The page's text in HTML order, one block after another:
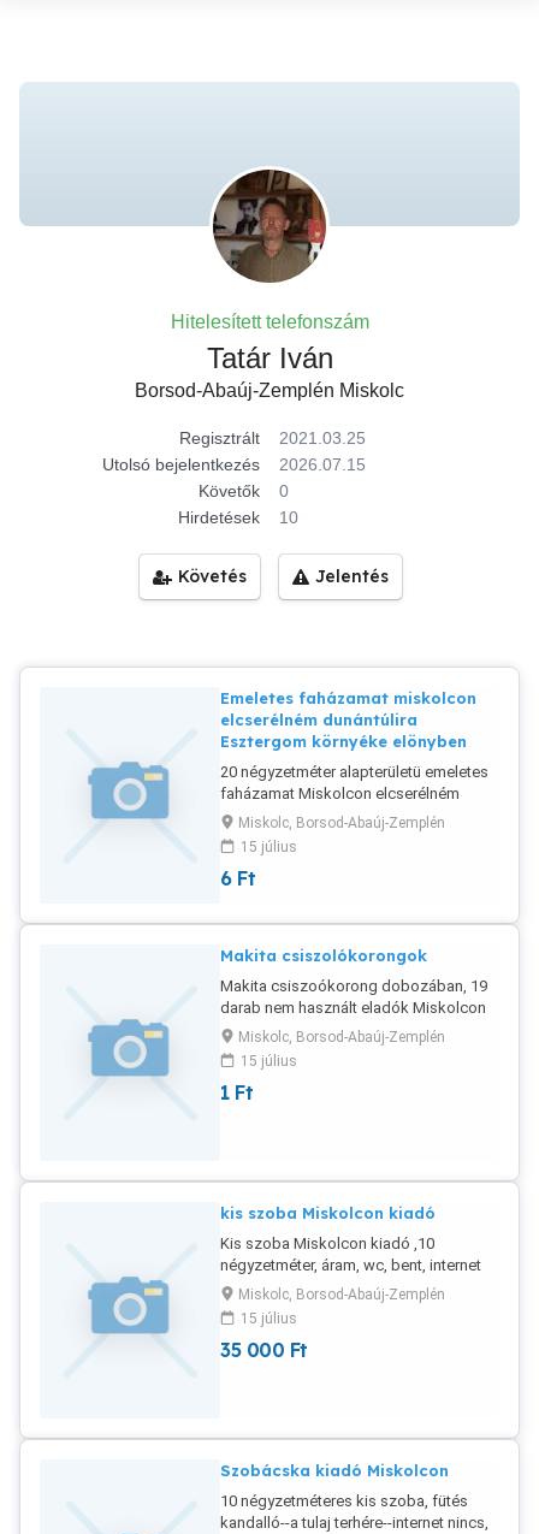
Hitelesített telefonszám
Tatár Iván
Borsod-Abaúj-Zemplén Miskolc
Regisztrált
2021.03.25
Utolsó bejelentkezés
2026.07.15
Követők
0
Hirdetések
10
Követés Jelentés
Emeletes faházamat miskolcon
elcserélném dunántúlira
Esztergom környéke elönyben
20 négyzetméter alapterületü emeletes
faházamat Miskolcon elcserélném
dunántúlira--Esztergom-Zsámbék
elönyben-- áram bent, fütés kandalló,
pince van, főzés nagyméretű
gázpalack, nagy ,ápolt kert
faraktár ----
Miskolc, Borsod-Abaúj-Zemplén
15 július
6 Ft
Makita csiszolókorongok
Makita csiszoókorong dobozában, 19
darab nem használt eladók Miskolcon
Miskolc, Borsod-Abaúj-Zemplén
15 július
1 Ft
kis szoba Miskolcon kiadó
Kis szoba Miskolcon kiadó ,10
négyzetméter, áram, wc, bent, internet
nincs, kert van, állat hozható, garancia 2
hónap szükséges , dohányozni lehet,
mail
Miskolc, Borsod-Abaúj-Zemplén
15 július
35 000 Ft
Szobácska kiadó Miskolcon
10 négyzetméteres kis szoba, fütés
kandalló--a tulaj terhére--internet nincs,